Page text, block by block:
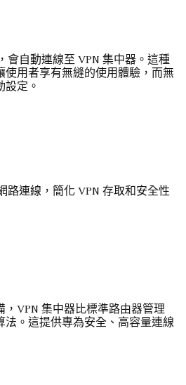
會自動連線至 VPN 集中器。這種
使用者享有無縫的使用體驗，而無
設定。
路連線，簡化 VPN 存取和安全性
VPN 集中器比標準路由器管理
法。這提供專為安全、高容量連線